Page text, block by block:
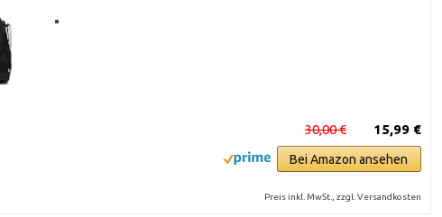
15,99 €
30,00 €
Bei Amazon ansehen
Preis inkl. MwSt., zzgl. Versandkosten